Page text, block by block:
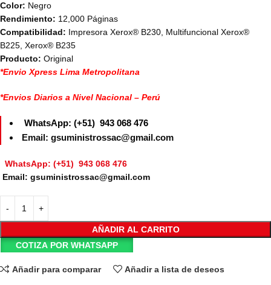
Color: Negro
Rendimiento: 12,000 Páginas
Compatibilidad: Impresora Xerox® B230, Multifuncional Xerox®
B225, Xerox® B235
Producto: Original
*Envio Xpress Lima Metropolitana
*Envios Diarios a Nivel Nacional – Perú
WhatsApp: (+51) 943 068 476
Email: gsuministrossac@gmail.com
WhatsApp: (+51) 943 068 476
Email: gsuministrossac@gmail.com
AÑADIR AL CARRITO
COTIZA POR WHATSAPP
Añadir para comparar Añadir a lista de deseos